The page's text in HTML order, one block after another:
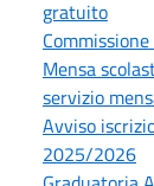
gratuito
Mensa
servizio
Avviso
2025/2026